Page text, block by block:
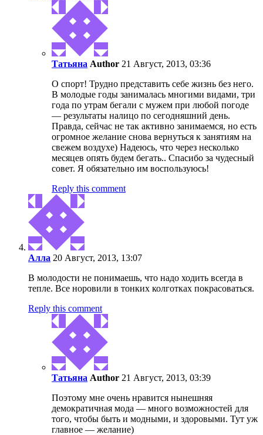
Татьяна Author 21 Август, 2013, 03:36
О спорт! Трудно представить себе жизнь без него.
В молодые годы занималась многими видами, три
года по утрам бегали с мужем при любой погоде
— результаты налицо по сегодняшний день.
Правда, сейчас не так активно занимаемся, но есть
огромное желание снова вернуться к занятиям на
свежем воздухе) Надеюсь, что через несколько
месяцев опять будем бегать.. Спасибо за чудесный
совет. Я обязательно им воспользуюсь!
Reply this comment
Алла 20 Август, 2013, 13:07
В молодости не понимаешь, что надо ходить всегда в
тепле. Все норовили в тонких колготках покрасоваться.
Reply this comment
Татьяна Author 21 Август, 2013, 03:39
Поэтому мне очень нравится нынешняя
демократичная мода — много возможностей для
того, чтобы быть и модными, и здоровыми. Тут уж
главное — желание)